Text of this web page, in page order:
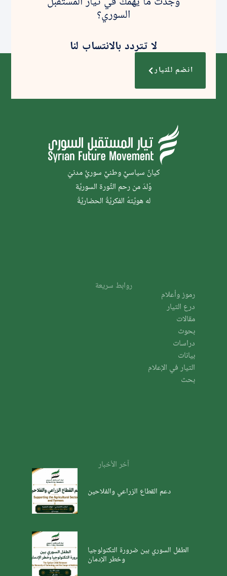
السوري؟
لا تتردد بالانتساب لنا
انضم للتيار
كيانٌ سياسيٌّ وطنيٌّ سوريٌّ مدنيّ
وُلدَ من رحم الثَّورة السوريَّة
له هويَّتهُ الفكريَّةُ الحضاريَّةُ
روابط سريعة
رموز وأعلام
درع التيار
مقالات
بحوث
دراسات
بيانات
التيار في الإعلام
بحث
آخر الأخبار
دعم القطاع الزراعي والفلاحين
الطفل السوري بين ضرورة التكنولوجيا
وخطر الإدمان